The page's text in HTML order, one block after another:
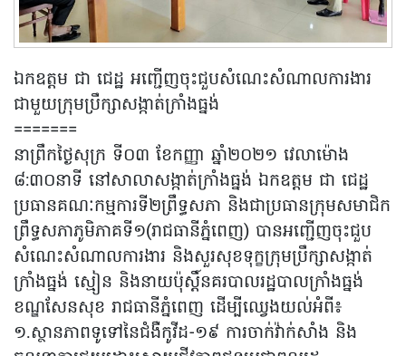
ឯកឧត្តម ជា ជេដ្ឋ អញ្ជើញចុះជួបសំណេះសំណាលការងារ
ជាមួយក្រុមប្រឹក្សាសង្កាត់ក្រាំងធ្នង់
=======
នាព្រឹកថ្ងៃសុក្រ ទី០៣ ខែកញ្ញា ឆ្នាំ២០២១ វេលាម៉ោង
៨:៣០នាទី នៅសាលាសង្កាត់ក្រាំងធ្នង់ ឯកឧត្តម ជា ជេដ្ឋ
ប្រធានគណៈកម្មការទី២ព្រឹទ្ធសភា និងជាប្រធានក្រុមសមាជិក
ព្រឹទ្ធសភាភូមិភាគទី១(រាជធានីភ្នំពេញ) បានអញ្ជើញចុះជួប
សំណេះសំណាលការងារ និងសួរសុខទុក្ខក្រុមប្រឹក្សាសង្កាត់
ក្រាំងធ្នង់ ស្មៀន និងនាយប៉ុស្តិ៍នគរបាលរដ្ឋបាលក្រាំងធ្នង់
ខណ្ឌសែនសុខ រាជធានីភ្នំពេញ ដើម្បីឈ្វេងយល់អំពី៖
១.ស្ថានភាពទូទៅនៃជំងឺកូវីដ-១៩ ការចាក់វ៉ាក់សាំង និង